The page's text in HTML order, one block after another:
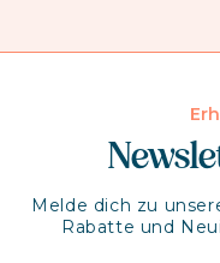
Melde dich zu
Rabatte und